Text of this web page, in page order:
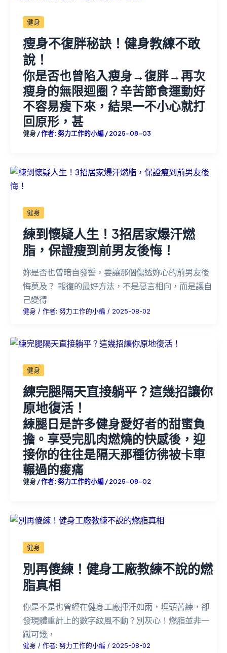
健身
瘦身不復胖秘訣！健身教練不敢
說！
你是否也曾陷入瘦身→復胖→再次
瘦身的無限迴圈？辛苦節食運動好
不容易瘦下來，結果一不小心就打
回原形，甚
健身/ 作者:努力工作的小編/2025-08-03
健身
練到懷疑人生！3招居家爆汗燃
脂，保證瘦到前男友後悔！
妳是否也曾暗自發誓，要讓那個傷透妳心的前男友後
悔莫及？ 報復的最好方法，不是惡言相向，而是讓自
己變得
健身 / 作者: 努力工作的小編 / 2025-08-02
健身
練完腿隔天直接躺平？這幾招讓你
原地復活！
練腿日是許多健身愛好者的甜蜜負
擔。享受完肌肉燃燒的快感後，迎
接你的往往是隔天那種彷彿被卡車
輾過的痠痛
健身/ 作者:努力工作的小編/2025-08-02
健身
別再傻練！健身工廠教練不說的燃
脂真相
你是不是也曾經在健身工廠揮汗如雨，埋頭苦練，卻
發現體重計上的數字紋風不動？別灰心！燃脂並非一
蹴可幾，
健身 / 作者: 努力工作的小編 / 2025-08-02